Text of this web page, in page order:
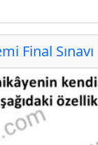
Final Sınavı